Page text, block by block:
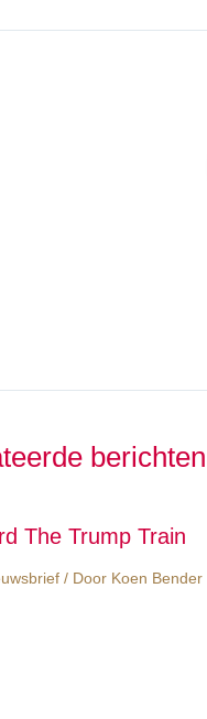
berichten
The Trump Train
/ Door Koen Bender